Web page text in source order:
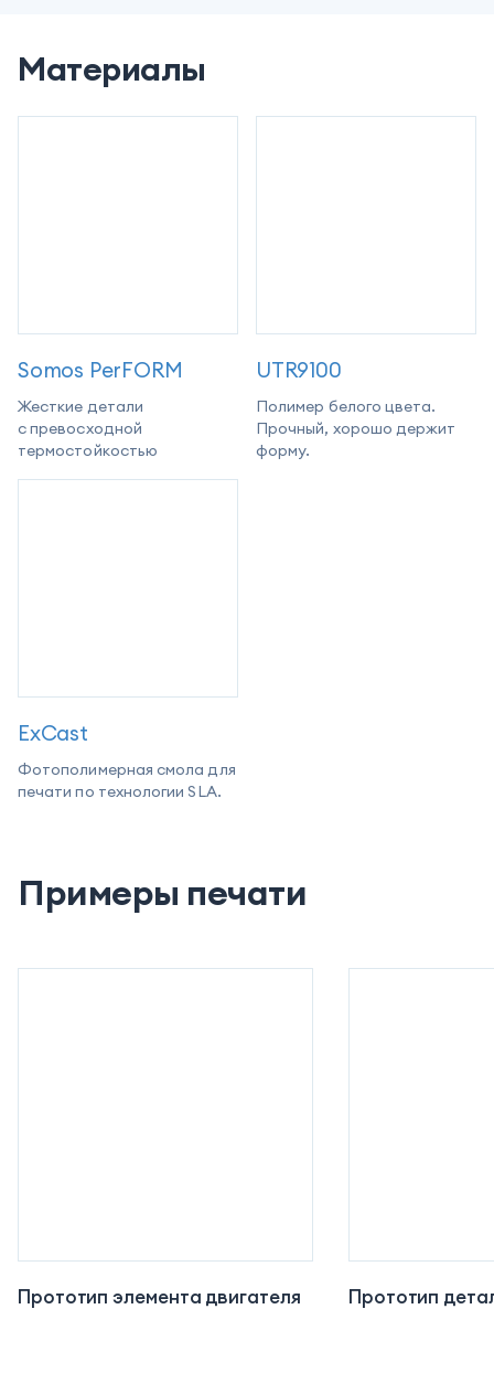
Материалы
Somos PerFORM
Жесткие детали
с превосходной
термостойкостью
UTR9100
Полимер белого цвета.
Прочный, хорошо держит
форму.
ExCast
Фотополимерная смола для
печати по технологии SLA.
Примеры печати
Прототип элемента двигателя Прототип